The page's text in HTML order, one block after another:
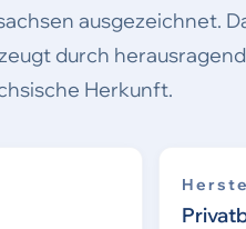
ausgezeichnet.
durch
Herkunft.